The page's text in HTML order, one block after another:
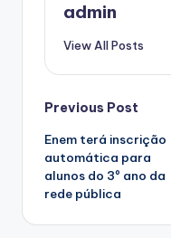
admin
View All Posts
Post
navigation
Previous Post
Enem terá inscrição
automática para
alunos do 3º ano da
rede pública